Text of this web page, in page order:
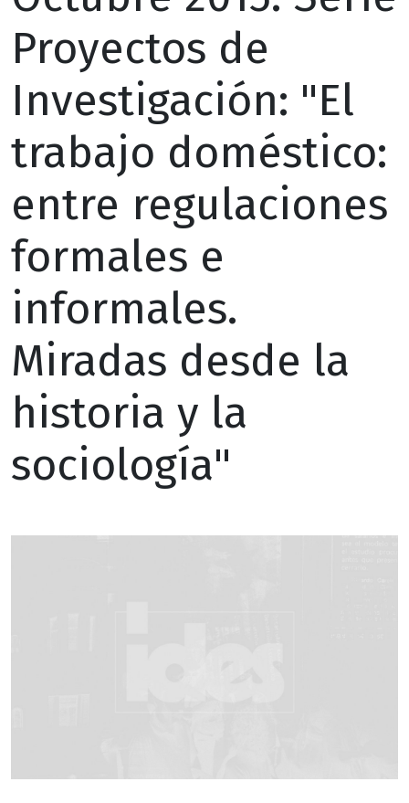
Proyectos de
Investigación: "El
trabajo doméstico:
entre regulaciones
formales e
informales.
Miradas desde la
historia y la
sociología"